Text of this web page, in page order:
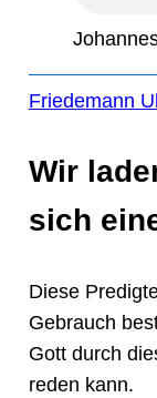
Friedemann
Wir
sich
Diese
Gebrauch
Gott durch
reden kann.